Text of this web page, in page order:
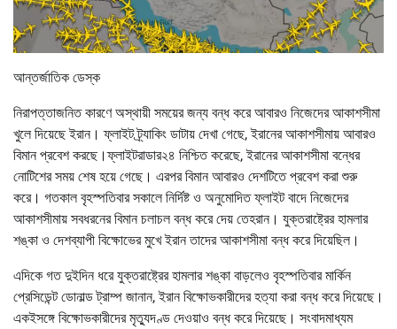
আন্তর্জাতিক ডেস্ক
নিরাপত্তাজনিত কারণে অস্থায়ী সময়ের জন্য বন্ধ করে আবারও নিজেদের আকাশসীমা
খুলে দিয়েছে ইরান। ফ্লাইট ট্র্যাকিং ডাটায় দেখা গেছে, ইরানের আকাশসীমায় আবারও
বিমান প্রবেশ করছে।ফ্লাইটরাডার২৪ নিশ্চিত করেছে, ইরানের আকাশসীমা বন্ধের
নোটিশের সময় শেষ হয়ে গেছে। এরপর বিমান আবারও দেশটিতে প্রবেশ করা শুরু
করে। গতকাল বৃহস্পতিবার সকালে নির্দিষ্ট ও অনুমোদিত ফ্লাইট বাদে নিজেদের
আকাশসীমায় সবধরনের বিমান চলাচল বন্ধ করে দেয় তেহরান। যুক্তরাষ্ট্রের হামলার
শঙ্কা ও দেশব্যাপী বিক্ষোভের মুখে ইরান তাদের আকাশসীমা বন্ধ করে দিয়েছিল।
এদিকে গত দুইদিন ধরে যুক্তরাষ্ট্রের হামলার শঙ্কা বাড়লেও বৃহস্পতিবার মার্কিন
প্রেসিডেন্ট ডোনাল্ড ট্রাম্প জানান, ইরান বিক্ষোভকারীদের হত্যা করা বন্ধ করে দিয়েছে।
একইসঙ্গে বিক্ষোভকারীদের মৃত্যুদণ্ড দেওয়াও বন্ধ করে দিয়েছে। সংবাদমাধ্যম